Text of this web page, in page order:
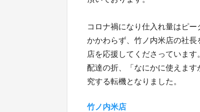
コロナ禍になり仕入れ量はピ
かかわらず、竹ノ内米店の社
店を応援してくださっていま
配達の折、「なにかに使えま
究する転機となりました。
竹ノ内米店